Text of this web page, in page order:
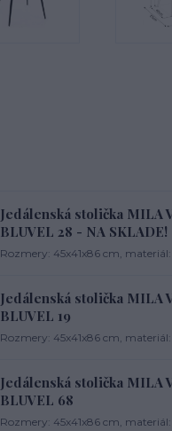
Jedálenská stolička MILA
BLUVEL 28 - NA SKLADE!
Rozmery: 45x41x86 cm,
Jedálenská stolička MILA
BLUVEL 19
Rozmery: 45x41x86 cm,
Jedálenská stolička MILA
BLUVEL 68
Rozmery: 45x41x86 cm,